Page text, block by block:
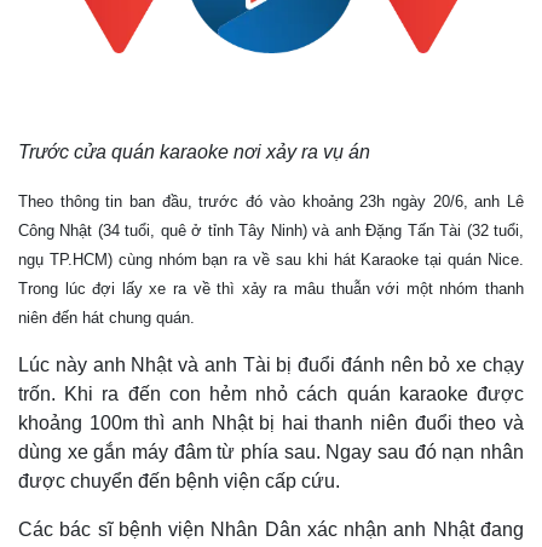
Trước cửa quán karaoke nơi xảy ra vụ án
Theo thông tin ban đầu, trước đó vào khoảng 23h ngày 20/6, anh Lê
Công Nhật (34 tuổi, quê ở tỉnh Tây Ninh) và anh Đặng Tấn Tài (32 tuổi,
ngụ TP.HCM) cùng nhóm bạn ra về sau khi hát Karaoke tại quán Nice.
Trong lúc đợi lấy xe ra về thì xảy ra mâu thuẫn với một nhóm thanh
niên đến hát chung quán.
Lúc này anh Nhật và anh Tài bị đuổi đánh nên bỏ xe chạy
trốn. Khi ra đến con hẻm nhỏ cách quán karaoke được
khoảng 100m thì anh Nhật bị hai thanh niên đuổi theo và
dùng xe gắn máy đâm từ phía sau. Ngay sau đó nạn nhân
được chuyển đến bệnh viện cấp cứu.
Các bác sĩ bệnh viện Nhân Dân xác nhận anh Nhật đang